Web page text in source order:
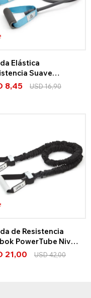
Elástica
Suave
8,45 USD16,90
de Resistencia
PowerTube Nivel
21,00 USD42,00